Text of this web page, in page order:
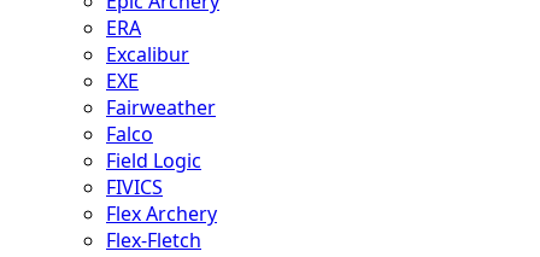
ERA
Excalibur
EXE
Fairweather
Falco
Field Logic
FIVICS
Flex Archery
Flex-Fletch